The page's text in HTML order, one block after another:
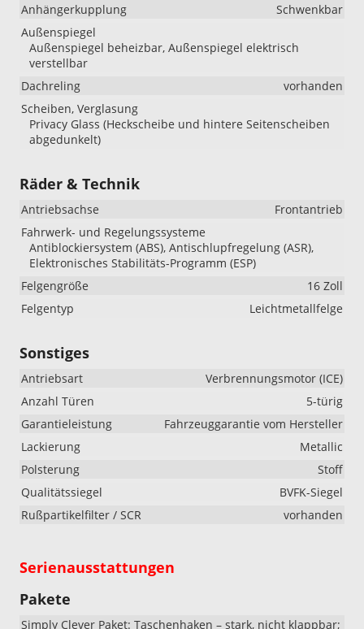
Anhängerkupplung
Schwenkbar
Außenspiegel
Außenspiegel beheizbar, Außenspiegel elektrisch
verstellbar
Dachreling
vorhanden
Scheiben, Verglasung
Privacy Glass (Heckscheibe und hintere Seitenscheiben
abgedunkelt)
Räder & Technik
Antriebsachse
Frontantrieb
Fahrwerk- und Regelungssysteme
Antiblockiersystem (ABS), Antischlupfregelung (ASR),
Elektronisches Stabilitäts-Programm (ESP)
Felgengröße
16 Zoll
Felgentyp
Leichtmetallfelge
Sonstiges
Antriebsart
Verbrennungsmotor (ICE)
Anzahl Türen
5-türig
Garantieleistung
Fahrzeuggarantie vom Hersteller
Lackierung
Metallic
Polsterung
Stoff
Qualitätssiegel
BVFK-Siegel
Rußpartikelfilter / SCR
vorhanden
Serienausstattungen
Pakete
Simply Clever Paket: Taschenhaken – stark, nicht klappbar;